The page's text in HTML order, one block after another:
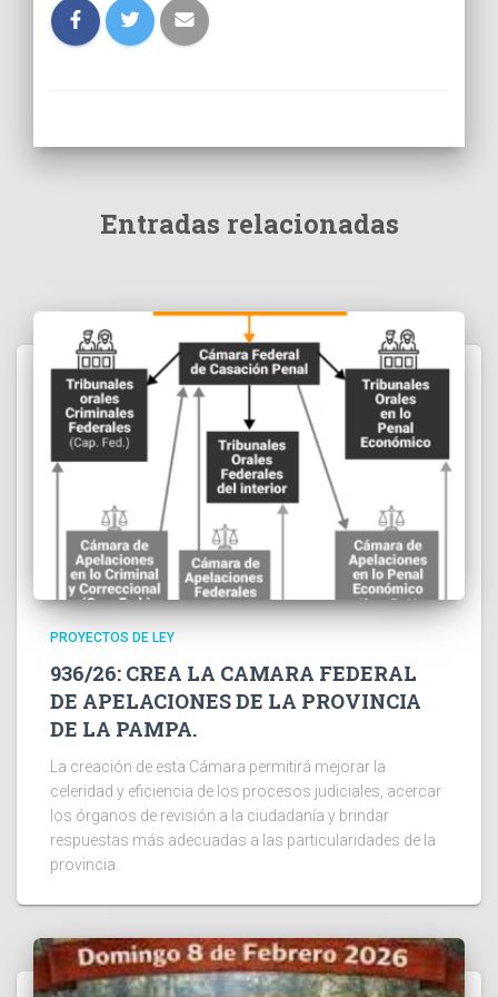
Entradas relacionadas
PROYECTOS DE LEY
936/26: CREA LA CAMARA FEDERAL
DE APELACIONES DE LA PROVINCIA
DE LA PAMPA.
La creación de esta Cámara permitirá mejorar la
celeridad y eficiencia de los procesos judiciales, acercar
los órganos de revisión a la ciudadanía y brindar
respuestas más adecuadas a las particularidades de la
provincia.